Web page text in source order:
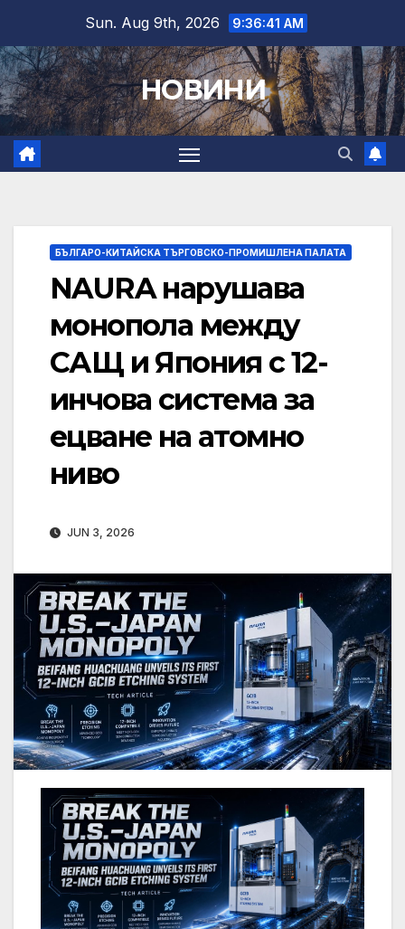
content
Sun. Aug 9th, 2026 9:36:42 AM
НОВИНИ
БЪЛГАРО-КИТАЙСКА ТЪРГОВСКО-ПРОМИШЛЕНА ПАЛАТА
NAURA нарушава
монопола между
САЩ и Япония с 12-
инчова система за
ецване на атомно
ниво
JUN 3, 2026